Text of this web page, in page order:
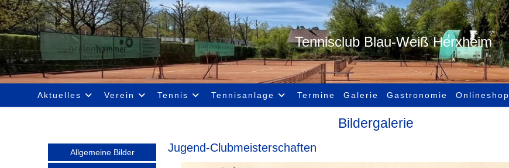
Tennisclub Blau-Weiß Herxheim
Aktuelles Verein Tennis Tennisanlage Termine Galerie Gastronomie Onlineshop
Bildergalerie
Allgemeine Bilder Jugend-Clubmeisterschaften